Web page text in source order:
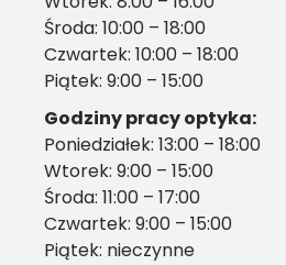
Środa: 10:00 – 18:00
Czwartek: 10:00 – 18:00
Piątek: 9:00 – 15:00
Godziny pracy optyka:
Poniedziałek: 13:00 – 18:00
Wtorek: 9:00 – 15:00
Środa: 11:00 – 17:00
Czwartek: 9:00 – 15:00
Piątek: nieczynne